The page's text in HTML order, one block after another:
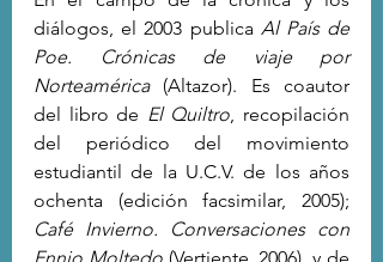
diálogos, el 2003 publica Al País de
Poe. Crónicas de viaje por
Norteamérica
(Altazor). Es coautor
del libro de El Quiltro, recopilación
del periódico del movimiento
estudiantil de la U.C.V. de los años
Café Invierno. Conversaciones con